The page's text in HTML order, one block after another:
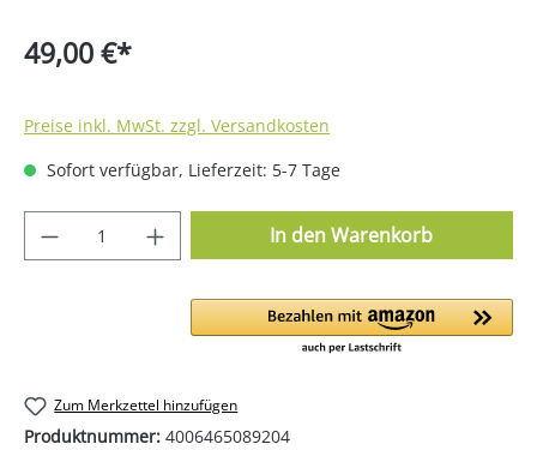
49,00 €*
Preise inkl. MwSt. zzgl. Versandkosten
Sofort verfügbar, Lieferzeit: 5-7 Tage
Produkt Anzahl: Gib den gewünschten
In den Warenkorb
Zum Merkzettel hinzufügen
Produktnummer: 4006465089204